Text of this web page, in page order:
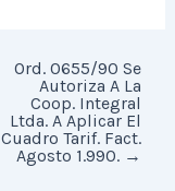
Ord. 0655/90 Se
Autoriza A La
Coop. Integral
Ltda. A Aplicar El
Cuadro Tarif. Fact.
Agosto 1.990. →